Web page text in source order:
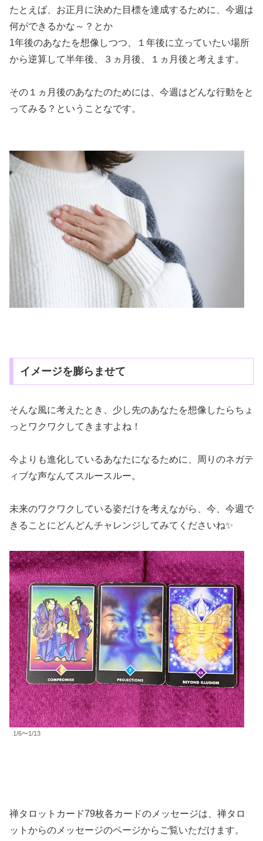
たとえば、お正月に決めた目標を達成するために、今週は
何ができるかな～？とか
1年後のあなたを想像しつつ、１年後に立っていたい場所
から逆算して半年後、３ヵ月後、１ヵ月後と考えます。
その１ヵ月後のあなたのためには、今週はどんな行動をと
ってみる？ということなです。
イメージを膨らませて
そんな風に考えたとき、少し先のあなたを想像したらちょ
っとワクワクしてきますよね！
今よりも進化しているあなたになるために、周りのネガテ
ィブな声なんてスルースルー。
未来のワクワクしている姿だけを考えながら、今、今週で
きることにどんどんチャレンジしてみてくださいね✨
1/6〜1/13
禅タロットカード79枚各カードのメッセージは、禅タロ
ットからのメッセージのページからご覧いただけます。